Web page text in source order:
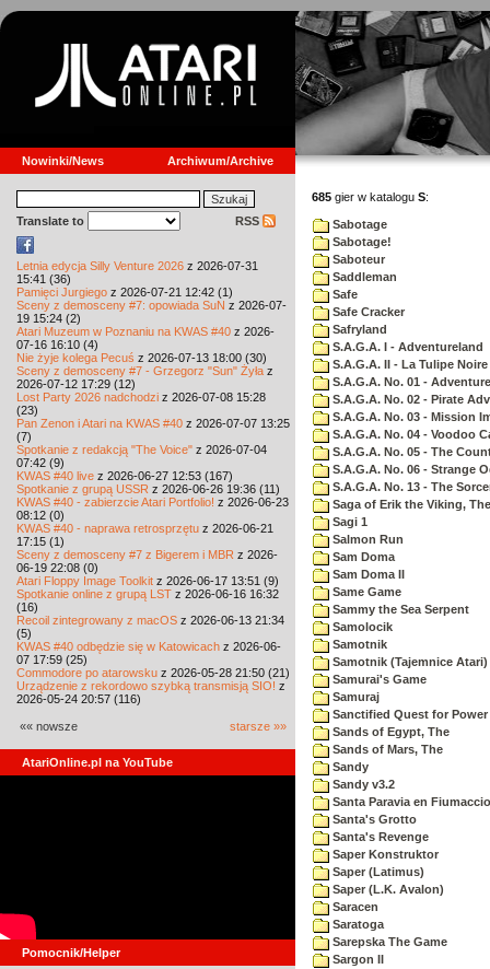
Nowinki/News Archiwum/Archive
Translate to RSS
Letnia edycja Silly Venture 2026 z 2026-07-31
15:41 (36)
Pamięci Jurgiego z 2026-07-21 12:42 (1)
Sceny z demosceny #7: opowiada SuN z 2026-07-
19 15:24 (2)
Atari Muzeum w Poznaniu na KWAS #40 z 2026-
07-16 16:10 (4)
Nie żyje kolega Pecuś z 2026-07-13 18:00 (30)
Sceny z demosceny #7 - Grzegorz "Sun" Żyła z
2026-07-12 17:29 (12)
Lost Party 2026 nadchodzi z 2026-07-08 15:28
(23)
Pan Zenon i Atari na KWAS #40 z 2026-07-07 13:25
(7)
Spotkanie z redakcją "The Voice" z 2026-07-04
07:42 (9)
KWAS #40 live z 2026-06-27 12:53 (167)
Spotkanie z grupą USSR z 2026-06-26 19:36 (11)
KWAS #40 - zabierzcie Atari Portfolio! z 2026-06-23
08:12 (0)
KWAS #40 - naprawa retrosprzętu z 2026-06-21
17:15 (1)
Sceny z demosceny #7 z Bigerem i MBR z 2026-
06-19 22:08 (0)
Atari Floppy Image Toolkit z 2026-06-17 13:51 (9)
Spotkanie online z grupą LST z 2026-06-16 16:32
(16)
Recoil zintegrowany z macOS z 2026-06-13 21:34
(5)
KWAS #40 odbędzie się w Katowicach z 2026-06-
07 17:59 (25)
Commodore po atarowsku z 2026-05-28 21:50 (21)
Urządzenie z rekordowo szybką transmisją SIO! z
2026-05-24 20:57 (116)
«« nowsze starsze »»
AtariOnline.pl na YouTube
Pomocnik/Helper
685 gier w katalogu S:
Sabotage
Sabotage!
Saboteur
Saddleman
Safe
Safe Cracker
Safryland
S.A.G.A. I - Adventureland
S.A.G.A. II - La Tulipe Noire
S.A.G.A. No. 01 -
S.A.G.A. No. 02 - Pirate
S.A.G.A. No. 03 - Mission
S.A.G.A. No. 04 - Voodoo
S.A.G.A. No. 05 - The
S.A.G.A. No. 06 - Strange
S.A.G.A. No. 13 - The
Saga of Erik the Viking, The
Sagi 1
Salmon Run
Sam Doma
Sam Doma II
Same Game
Sammy the Sea Serpent
Samolocik
Samotnik
Samotnik (Tajemnice Atari)
Samurai's Game
Samuraj
Sanctified Quest for Power
Sands of Egypt, The
Sands of Mars, The
Sandy
Sandy v3.2
Santa Paravia en Fiumaccio
Santa's Grotto
Santa's Revenge
Saper Konstruktor
Saper (Latimus)
Saper (L.K. Avalon)
Saracen
Saratoga
Sarepska The Game
Sargon II